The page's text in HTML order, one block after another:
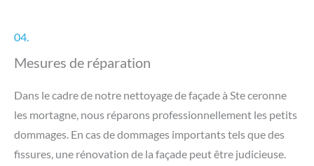
04.
Mesures de réparation
Dans le cadre de notre nettoyage de façade à Ste ceronne
les mortagne, nous réparons professionnellement les petits
dommages. En cas de dommages importants tels que des
fissures, une rénovation de la façade peut être judicieuse.